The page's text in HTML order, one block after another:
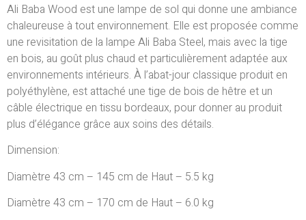
Ali Baba Wood est une lampe de sol qui donne une ambiance
chaleureuse à tout environnement. Elle est proposée comme
une revisitation de la lampe Ali Baba Steel, mais avec la tige
en bois, au goût plus chaud et particulièrement adaptée aux
environnements intérieurs. À l’abat-jour classique produit en
polyéthylène, est attaché une tige de bois de hêtre et un
câble électrique en tissu bordeaux, pour donner au produit
plus d’élégance grâce aux soins des détails.
Dimension:
Diamètre 43 cm – 145 cm de Haut – 5.5 kg
Diamètre 43 cm – 170 cm de Haut – 6.0 kg